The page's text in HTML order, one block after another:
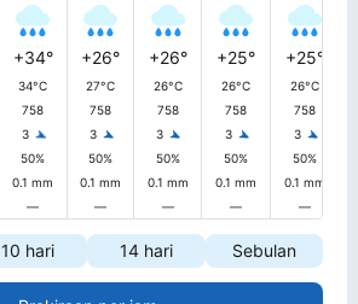
+34° +26° +26° +25° +25°
34°C 27°C 26°C 26°C
26°C
758 758 758 758
758
3 3 3 3
3
50% 50% 50% 50%
50%
0.1 mm 0.1 mm 0.1 mm 0.1 mm 0.1 mm
— — — — —
10 hari 14 hari Sebulan